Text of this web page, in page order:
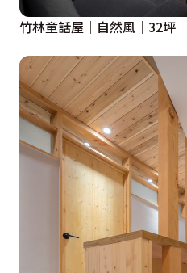
竹林童話屋│自然風│32坪